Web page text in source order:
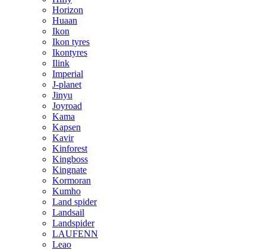
Horizon
Huaan
Ikon
Ikon tyres
Ikontyres
Ilink
Imperial
J-planet
Jinyu
Joyroad
Kama
Kapsen
Kavir
Kinforest
Kingboss
Kingnate
Kormoran
Kumho
Land spider
Landsail
Landspider
LAUFENN
Leao